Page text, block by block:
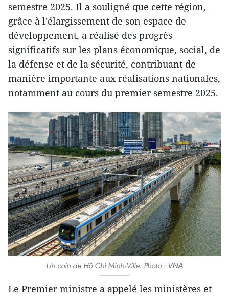
semestre 2025. Il a souligné que cette région,
grâce à l'élargissement de son espace de
développement, a réalisé des progrès
significatifs sur les plans économique, social, de
la défense et de la sécurité, contribuant de
manière importante aux réalisations nationales,
notamment au cours du premier semestre 2025.
Un coin de Hô Chi Minh-Ville. Photo : VNA
Le Premier ministre a appelé les ministères et